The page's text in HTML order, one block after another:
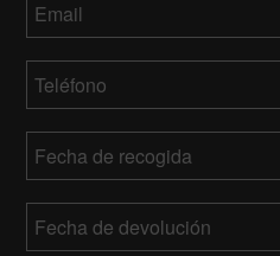
de
barra
de